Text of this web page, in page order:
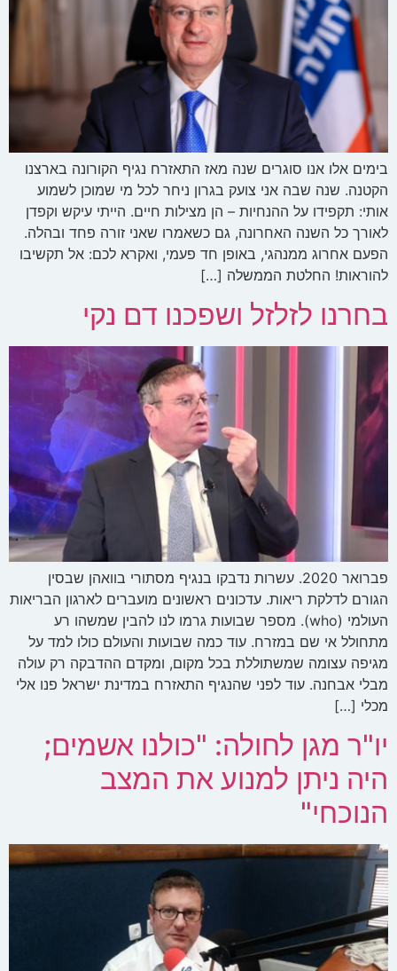
בימים אלו אנו סוגרים שנה מאז התאזרח נגיף הקורונה בארצנו
הקטנה. שנה שבה אני צועק בגרון ניחר לכל מי שמוכן לשמוע
אותי: תקפידו על ההנחיות – הן מצילות חיים. הייתי עיקש וקפדן
לאורך כל השנה האחרונה, גם כשאמרו שאני זורה פחד ובהלה.
הפעם אחרוג ממנהגי, באופן חד פעמי, ואקרא לכם: אל תקשיבו
להוראות! החלטת הממשלה […]
בחרנו לזלזל ושפכנו דם נקי
פברואר 2020. עשרות נדבקו בנגיף מסתורי בוואהן שבסין
הגורם לדלקת ריאות. עדכונים ראשונים מועברים לארגון הבריאות
העולמי (who). מספר שבועות גרמו לנו להבין שמשהו רע
מתחולל אי שם במזרח. עוד כמה שבועות והעולם כולו למד על
מגיפה עצומה שמשתוללת בכל מקום, ומקדם ההדבקה רק עולה
מבלי אבחנה. עוד לפני שהנגיף התאזרח במדינת ישראל פנו אלי
מכלי […]
יו"ר מגן לחולה: "כולנו אשמים;
היה ניתן למנוע את המצב
הנוכחי"